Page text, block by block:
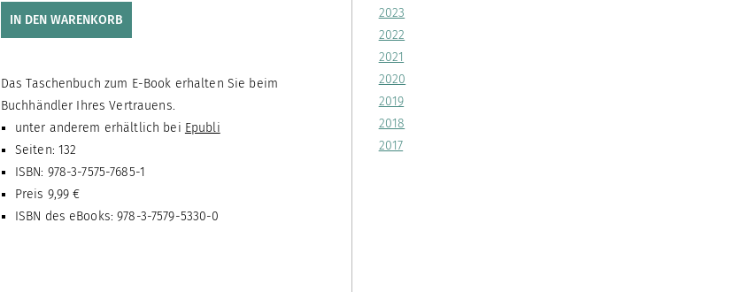
IN DEN WARENKORB
Das Taschenbuch zum E-Book erhalten Sie beim
Buchhändler Ihres Vertrauens.
unter anderem erhältlich bei Epubli
Seiten: 132
ISBN: 978-3-7575-7685-1
Preis 9,99 €
ISBN des eBooks: 978-3-7579-5330-0
2023
2022
2021
2020
2019
2018
2017